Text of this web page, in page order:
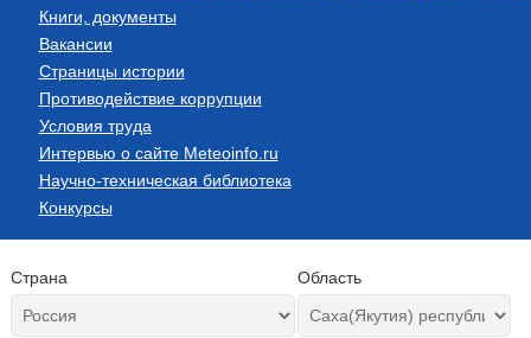
Книги, документы
Вакансии
Страницы истории
Противодействие коррупции
Условия труда
Интервью о сайте Meteoinfo.ru
Научно-техническая библиотека
Конкурсы
Страна Область